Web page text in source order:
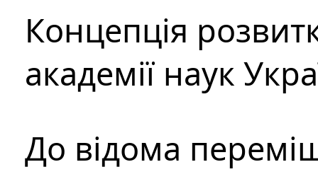
Концепція
академії наук
До відома